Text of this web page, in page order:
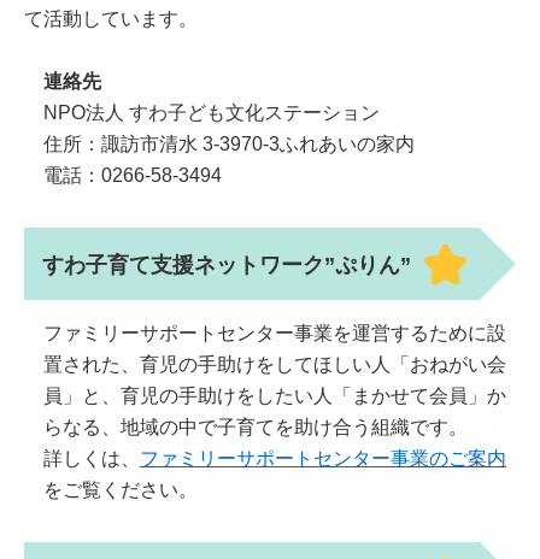
て活動しています。
連絡先
NPO法人 すわ子ども文化ステーション
住所：諏訪市清水 3-3970-3ふれあいの家内
電話：0266-58-3494
すわ子育て支援ネットワーク”ぷりん”
ファミリーサポートセンター事業を運営するために設
置された、育児の手助けをしてほしい人「おねがい会
員」と、育児の手助けをしたい人「まかせて会員」か
らなる、地域の中で子育てを助け合う組織です。
詳しくは、 ファミリーサポートセンター事業のご案内
をご覧ください。